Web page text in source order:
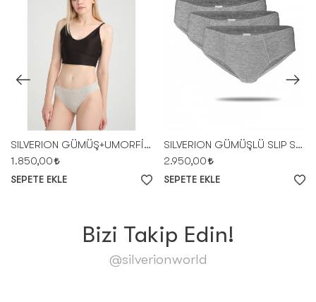
SILVERION GÜMÜŞ+UMORFİL KAR. KADIN SLİP
1.850,00
SEPETE EKLE
SILVERION GÜMÜŞLÜ SLIP SLIPPAGE -GRİ SET
2.950,00
SEPETE EKLE
Bizi Takip Edin!
@silverionworld